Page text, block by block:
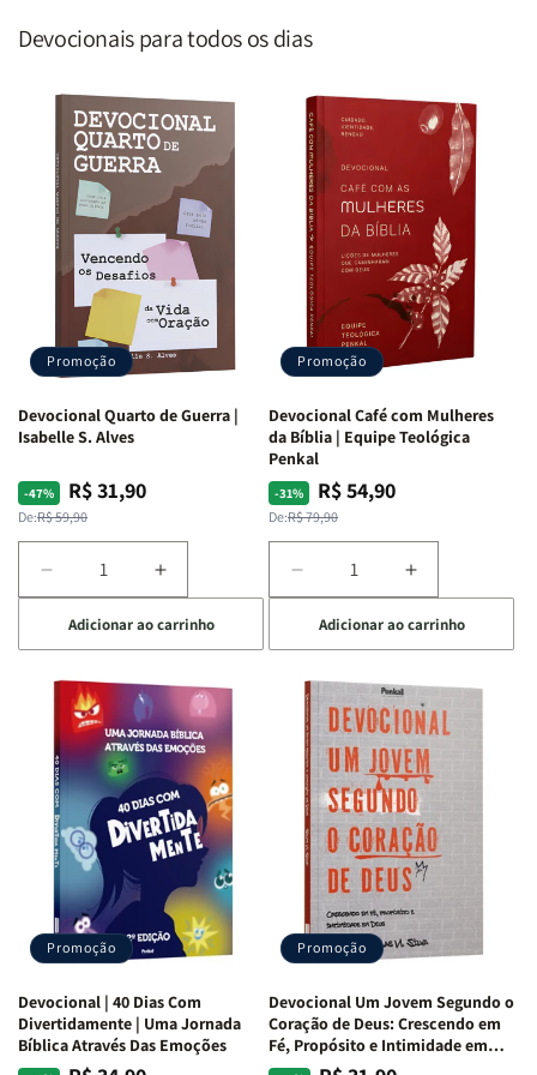
Devocionais para todos os dias
Promoção
Devocional Quarto de Guerra |
Isabelle S. Alves
-47%
Preço
normal
De:R$ 59,90
Preço
promocional
R$ 31,90
Diminuir
a
quantidade
de
Devocional
Quarto
de
Guerra
Isabelle
S.
Alves
Aumentar
a
quantidade
de
Devocional
Quarto
de
Guerra
|
Isabelle
S.
Alves
Adicionar ao carrinho
Promoção
Devocional Café com Mulheres
da Bíblia | Equipe Teológica
Penkal
-31%
Preço
normal
De:R$ 79,90
Preço
promocional
R$ 54,90
Diminuir
a
quantidade
de
Devocional
Café
com
Mulheres
da
Bíblia
Equipe
Teológica
Penkal
Aumentar
a
quantidade
de
Devocional
Café
com
Mulheres
da
Bíblia
|
Equipe
Teológica
Penkal
Adicionar ao carrinho
Promoção
Devocional | 40 Dias Com
Divertidamente | Uma Jornada
Bíblica Através Das Emoções
Promoção
Devocional Um Jovem Segundo o
Coração de Deus: Crescendo em
Fé, Propósito e Intimidade em
Deus